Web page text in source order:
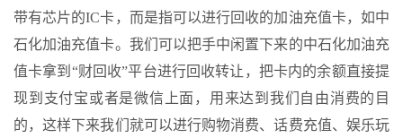
带有芯片的IC卡，而是指可以进行回收的加油充值卡，如中
石化加油充值卡。我们可以把手中闲置下来的中石化加油充
值卡拿到“财回收”平台进行回收转让，把卡内的余额直接提
现到支付宝或者是微信上面，用来达到我们自由消费的目
的，这样下来我们就可以进行购物消费、话费充值、娱乐玩